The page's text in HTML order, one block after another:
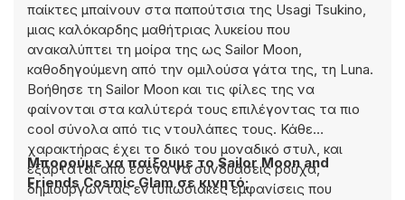
παίκτες μπαίνουν στα παπούτσια της Usagi Tsukino,
μιας καλόκαρδης μαθήτριας λυκείου που
ανακαλύπτει τη μοίρα της ως Sailor Moon,
καθοδηγούμενη από την ομιλούσα γάτα της, τη Luna.
Βοήθησε τη Sailor Moon και τις φίλες της να
φαίνονται στα καλύτερά τους επιλέγοντας τα πιο
cool σύνολα από τις ντουλάπες τους. Κάθε
χαρακτήρας έχει το δικό του μοναδικό στυλ, και
εξαρτάται από εσένα να συνδυάσεις ρούχα,
δημιουργώντας εντυπωσιακές εμφανίσεις που
Μπορούμε να παίξουμε το Sailor Moon and
Friends Cosmic Glam σε κινητό;